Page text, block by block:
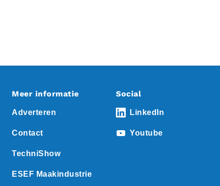
Meer informatie
Adverteren
Contact
TechniShow
ESEF Maakindustrie
Social
LinkedIn
Youtube